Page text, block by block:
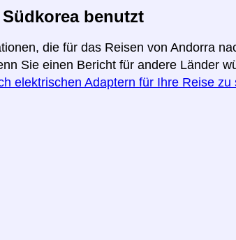
benutzt
die für das Reisen von Andorra
Sie einen Bericht für andere Länder
elektrischen Adaptern für Ihre Reise zu